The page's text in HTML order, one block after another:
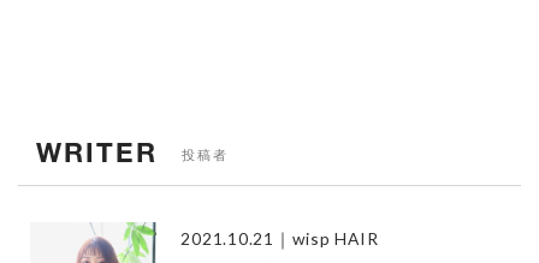
WRITER 投稿者
2021.10.21 ｜wisp HAIR